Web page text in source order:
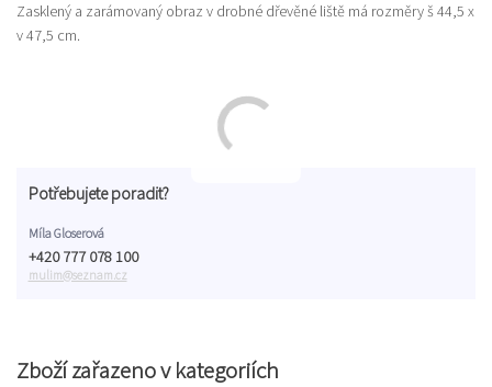
Zasklený a zarámovaný obraz v drobné dřevěné liště má rozměry š 44,5 x
v 47,5 cm.
Zboží zařazeno v kategoriích
Potřebujete poradit?
Míla Gloserová
+420 777 078 100
mulim@seznam.cz